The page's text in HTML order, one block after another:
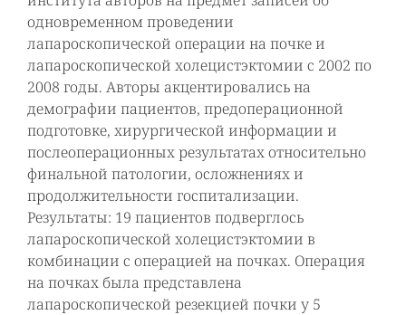
одновременном проведении
лапароскопической операции на почке и
лапароскопической холецистэктомии с 2002 по
2008 годы. Авторы акцентировались на
демографии пациентов, предоперационной
подготовке, хирургической информации и
послеоперационных результатах относительно
финальной патологии, осложнениях и
продолжительности госпитализации.
Результаты: 19 пациентов подверглось
лапароскопической холецистэктомии в
комбинации с операцией на почках. Операция
на почках была представлена
лапароскопической резекцией почки у 5